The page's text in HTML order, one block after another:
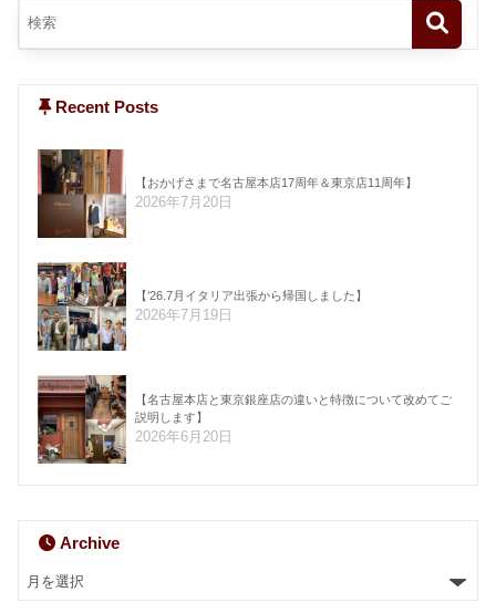
Recent Posts
【おかげさまで名古屋本店17周年＆東京店11周年】
2026年7月20日
【’26.7月イタリア出張から帰国しました】
2026年7月19日
【名古屋本店と東京銀座店の違いと特徴について改めてご
説明します】
2026年6月20日
Archive